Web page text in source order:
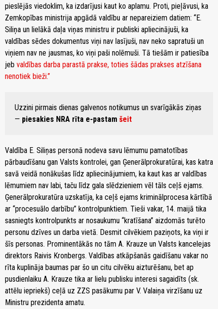
pieslējās viedoklim, ka izdarījusi kaut ko aplamu. Proti, pieļāvusi, ka
Zemkopības ministrija apgādā valdību ar nepareiziem datiem: “E.
Siliņa un lielākā daļa viņas ministru ir publiski apliecinājuši, ka
valdības sēdes dokumentus viņi nav lasījuši, nav neko sapratuši un
viņiem nav ne jausmas, ko viņi paši nolēmuši. Tā tiešām ir patiesība
jeb valdības darba parastā prakse, toties šādas prakses atzīšana
nenotiek bieži.”
Uzzini pirmais dienas galvenos notikumus un svarīgākās ziņas
— piesakies NRA rīta e-pastam šeit
Valdība E. Siliņas personā nodeva savu lēmumu pamatotības
pārbaudīšanu gan Valsts kontrolei, gan Ģenerālprokuratūrai, kas katra
savā veidā nonākušas līdz apliecinājumiem, ka kaut kas ar valdības
lēmumiem nav labi, taču līdz gala slēdzieniem vēl tāls ceļš ejams.
Ģenerālprokuratūra uzskatīja, ka ceļš ejams kriminālprocesa kārtībā
ar “procesuālo darbību” kontrolpunktiem. Tieši vakar, 14. maijā tika
sasniegts kontrolpunkts ar nosaukumu “kratīšana” aizdomās turēto
personu dzīves un darba vietā. Desmit cilvēkiem paziņots, ka viņi ir
šīs personas. Prominentākās no tām A. Krauze un Valsts kancelejas
direktors Raivis Kronbergs. Valdības atkāpšanās gaidīšanu vakar no
rīta kuplināja baumas par šo un citu cilvēku aizturēšanu, bet ap
pusdienlaiku A. Krauze tika ar lielu publisku interesi sagaidīts (sk.
attēlu iepriekš) ceļā uz ZZS pasākumu par V. Valaiņa virzīšanu uz
Ministru prezidenta amatu.